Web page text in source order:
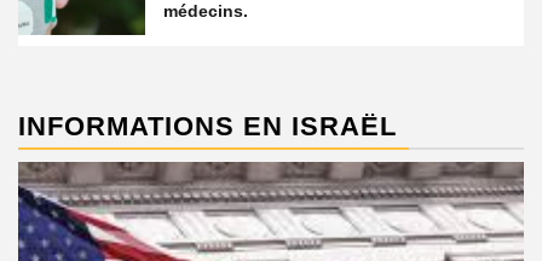
médecins.
INFORMATIONS EN ISRAËL